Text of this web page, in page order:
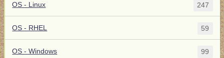
OS - Linux 247
OS - RHEL 59
OS - Windows 99